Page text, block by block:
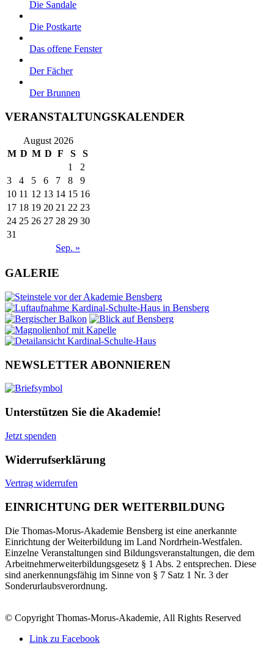
Die Sandale
Die Postkarte
Das offene Fenster
Der Fächer
Der Brunnen
VERANSTALTUNGSKALENDER
August 2026
M D M D F S S
Sep. »
1
2
3
4 5 6 7 8
9
10 11 12 13 14 15 16
17 18 19 20 21 22 23
24 25 26 27 28 29 30
31
GALERIE
NEWSLETTER ABONNIEREN
Unterstützen Sie die Akademie!
Jetzt spenden
Widerrufserklärung
Vertrag widerrufen
EINRICHTUNG DER WEITERBILDUNG
Die Thomas-Morus-Akademie Bensberg ist eine anerkannte
Einrichtung der Weiterbildung im Land Nordrhein-Westfalen.
Einzelne Veranstaltungen sind Bildungsveranstaltungen, die dem
Arbeitnehmerweiterbildungsgesetz § 1 Abs. 2 entsprechen. Diese
sind anerkennungsfähig im Sinne von § 7 Satz 1 Nr. 3 der
Sonderurlaubsverordnung.
© Copyright Thomas-Morus-Akademie, All Rights Reserved
Link zu Facebook